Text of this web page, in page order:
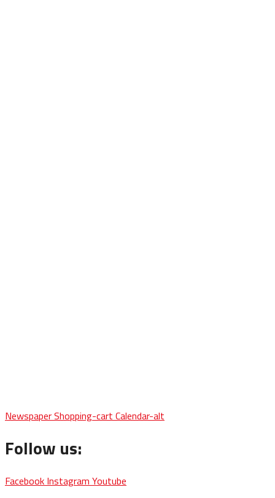
NewspaperShopping-cart Calendar-alt
Follow us:
Facebook Instagram Youtube